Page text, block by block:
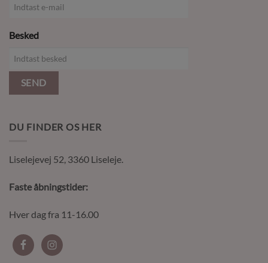
Besked
SEND
DU FINDER OS HER
Liselejevej 52, 3360 Liseleje.
Faste åbningstider:
Hver dag fra 11-16.00